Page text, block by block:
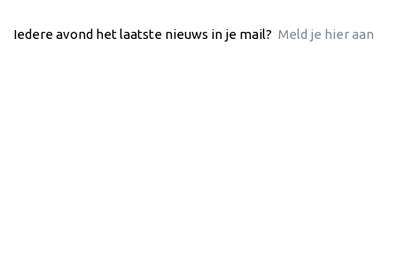
Iedere avond het laatste nieuws in je mail? Meld je hier aan